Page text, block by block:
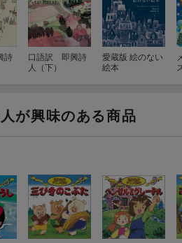
詩
口語訳 即興詩
人（下）
愛蔵版 絵のない
絵本
が興味のある商品